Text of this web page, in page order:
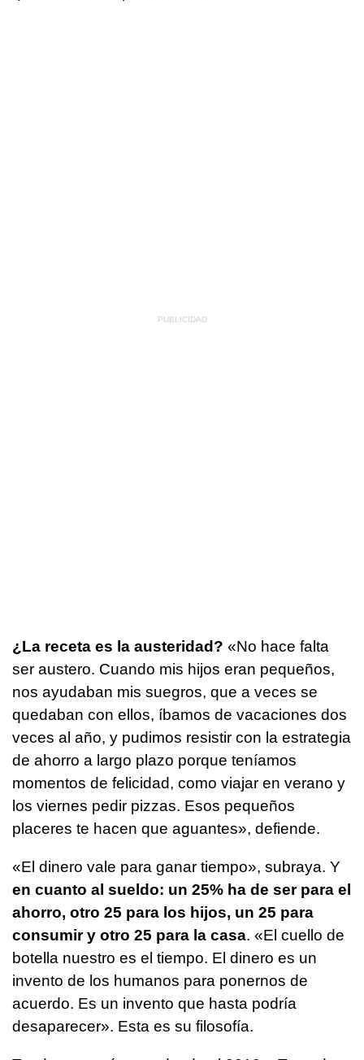
¿La receta es la austeridad? «No hace falta
ser austero. Cuando mis hijos eran pequeños,
nos ayudaban mis suegros, que a veces se
quedaban con ellos, íbamos de vacaciones dos
veces al año, y pudimos resistir con la estrategia
de ahorro a largo plazo porque teníamos
momentos de felicidad, como viajar en verano y
los viernes pedir pizzas. Esos pequeños
placeres te hacen que aguantes», defiende.
«El dinero vale para ganar tiempo», subraya. Y
en cuanto al sueldo: un 25% ha de ser para el
ahorro, otro 25 para los hijos, un 25 para
consumir y otro 25 para la casa. «El cuello de
botella nuestro es el tiempo. El dinero es un
invento de los humanos para ponernos de
acuerdo. Es un invento que hasta podría
desaparecer». Esta es su filosofía.